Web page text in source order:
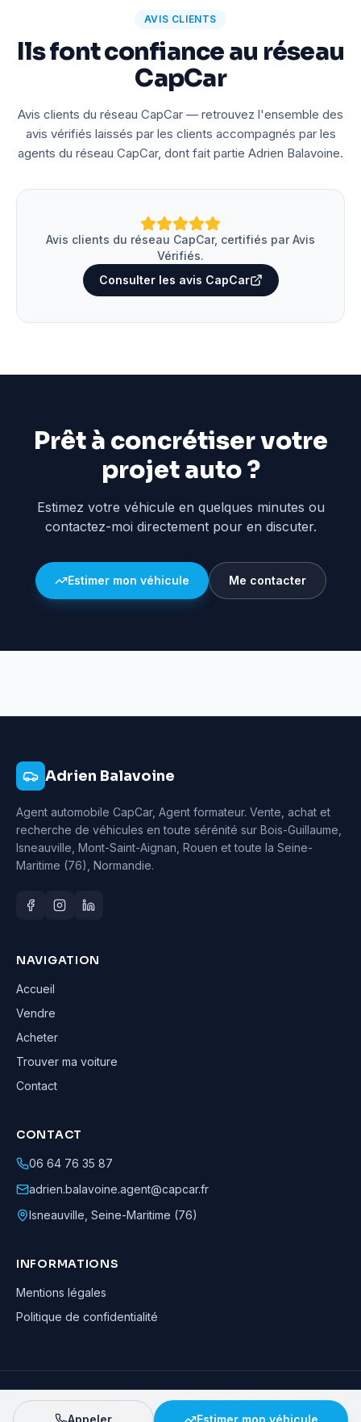
AVIS CLIENTS
Ils font confiance au réseau
CapCar
Avis clients du réseau CapCar — retrouvez l'ensemble des
avis vérifiés laissés par les clients accompagnés par les
agents du réseau CapCar, dont fait partie Adrien Balavoine.
Avis clients du réseau CapCar, certifiés par Avis
Vérifiés.
Consulter les avis CapCar
Prêt à concrétiser votre
projet auto ?
Estimez votre véhicule en quelques minutes ou
contactez-moi directement pour en discuter.
Estimer mon véhicule Me contacter
Adrien Balavoine
Agent automobile CapCar, Agent formateur. Vente, achat et
recherche de véhicules en toute sérénité sur Bois-Guillaume,
Isneauville, Mont-Saint-Aignan, Rouen et toute la Seine-
Maritime (76), Normandie.
NAVIGATION
Accueil
Vendre
Acheter
Trouver ma voiture
Contact
CONTACT
06 64 76 35 87
adrien.balavoine.agent@capcar.fr
Isneauville Seine-Maritime (76)
INFORMATIONS
Mentions légales
Politique de confidentialité
Adrien Balavoine—Agent automobile CapCar, Agent formateur· ©
· Tous droits réservés
Appeler Estimer mon véhicule